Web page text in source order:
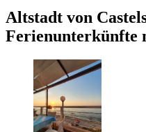
Altstadt von
Ferienunterkünfte